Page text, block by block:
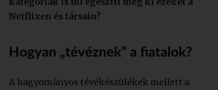
Netflixen és társain?
Hogyan „tévéznek” a fiatalok?
A hagyományos tévékészülékek mellett a